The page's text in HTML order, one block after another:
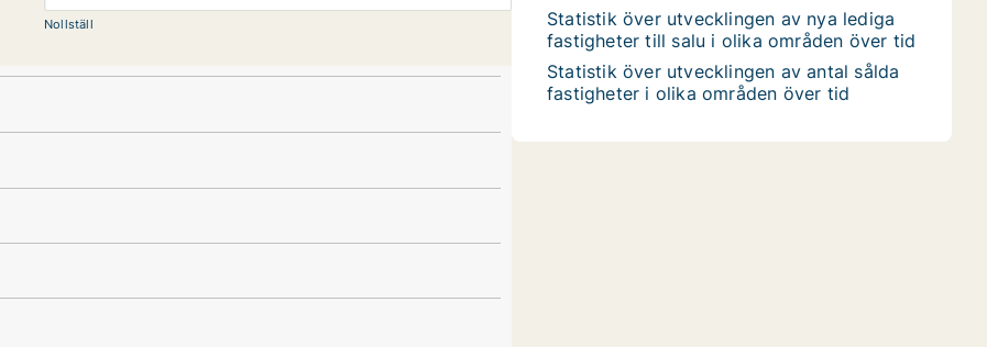
Nollställ
Statistik över utvecklingen av nya lediga
fastigheter till salu i olika områden över tid
Statistik över utvecklingen av antal sålda
fastigheter i olika områden över tid